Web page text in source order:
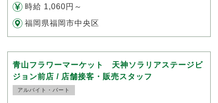
時給 1,060円～
福岡県福岡市中央区
青山フラワーマーケット 天神ソラリアステージビ
ジョン前店 / 店舗接客・販売スタッフ
アルバイト・パート